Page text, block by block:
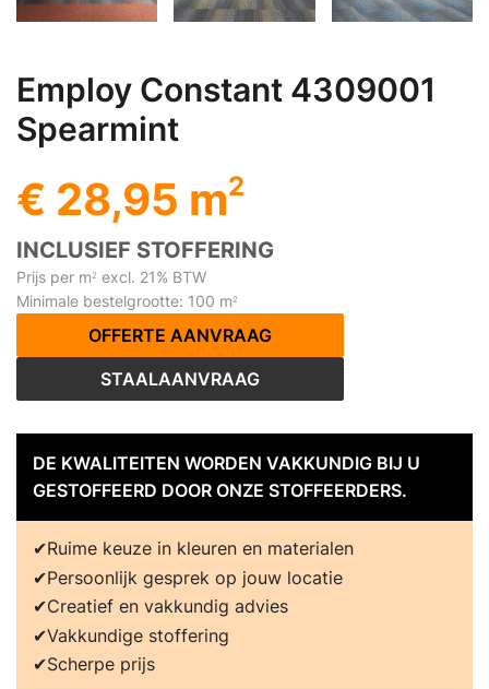
Employ Constant 4309001
Spearmint
€ 28,95 m2
INCLUSIEF STOFFERING
Prijs per m2 excl. 21% BTW
Minimale bestelgrootte: 100 m2
OFFERTE AANVRAAG
STAALAANVRAAG
DE KWALITEITEN WORDEN VAKKUNDIG BIJ U
GESTOFFEERD DOOR ONZE STOFFEERDERS.
Ruime keuze in kleuren en materialen
Persoonlijk gesprek op jouw locatie
Creatief en vakkundig advies
Vakkundige stoffering
Scherpe prijs